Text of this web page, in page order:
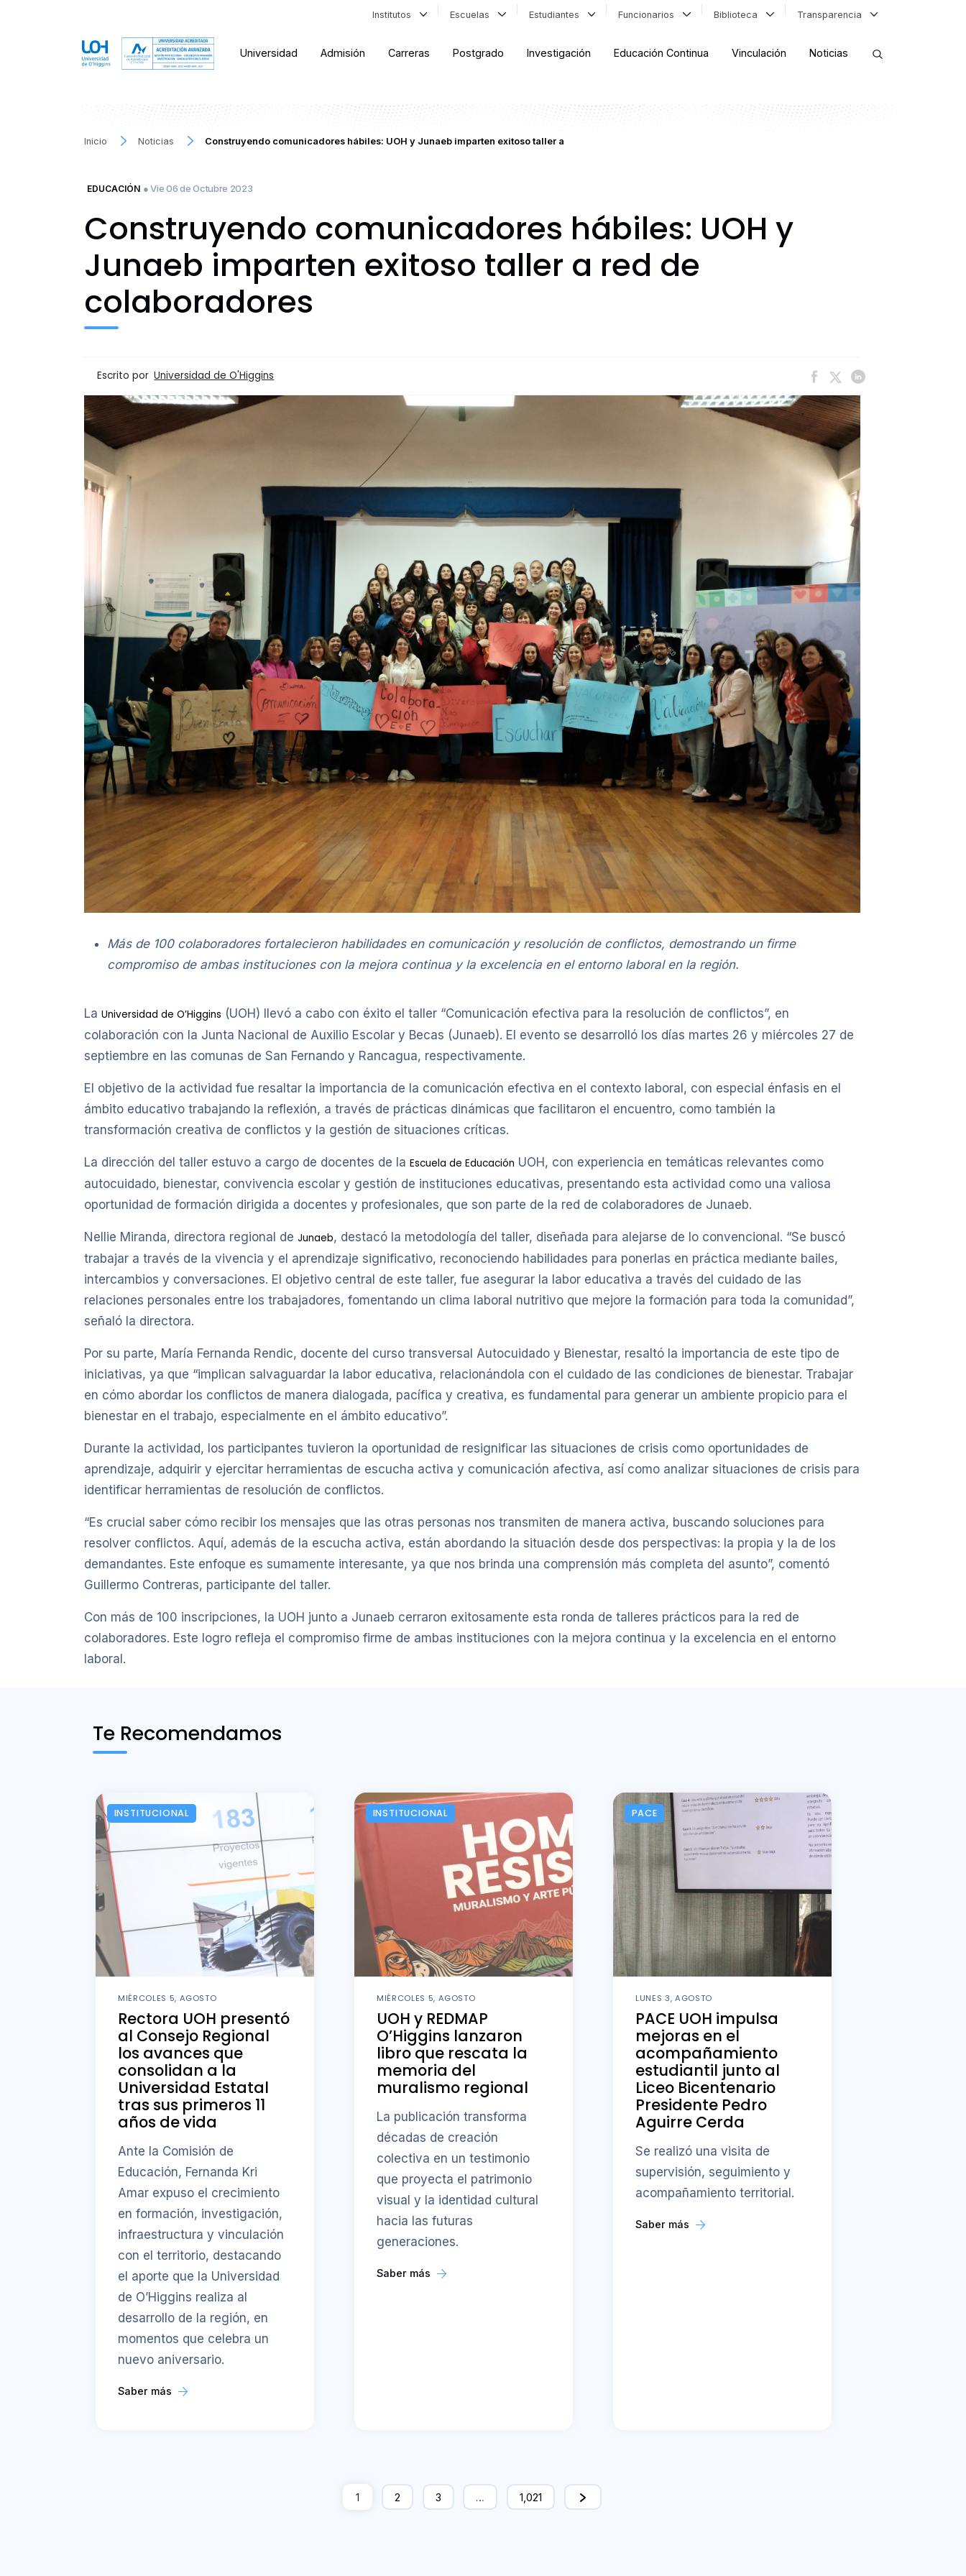
Institutos Escuelas Estudiantes Funcionarios Biblioteca Transparencia
Universidad Admisión Carreras Postgrado Investigación Educación Continua Vinculación Noticias
Inicio Noticias Construyendo comunicadores hábiles: UOH y Junaeb imparten exitoso taller a
EDUCACIÓN ● Vie 06 de Octubre 2023
Construyendo comunicadores hábiles: UOH y
Junaeb imparten exitoso taller a red de
colaboradores
Escrito por Universidad de O'Higgins
Más de 100 colaboradores fortalecieron habilidades en comunicación y resolución de conflictos, demostrando un firme
compromiso de ambas instituciones con la mejora continua y la excelencia en el entorno laboral en la región.
La Universidad de O’Higgins (UOH) llevó a cabo con éxito el taller “Comunicación efectiva para la resolución de conflictos”, en
colaboración con la Junta Nacional de Auxilio Escolar y Becas (Junaeb). El evento se desarrolló los días martes 26 y miércoles 27 de
septiembre en las comunas de San Fernando y Rancagua, respectivamente.
El objetivo de la actividad fue resaltar la importancia de la comunicación efectiva en el contexto laboral, con especial énfasis en el
ámbito educativo trabajando la reflexión, a través de prácticas dinámicas que facilitaron el encuentro, como también la
transformación creativa de conflictos y la gestión de situaciones críticas.
La dirección del taller estuvo a cargo de docentes de la Escuela de Educación UOH, con experiencia en temáticas relevantes como
autocuidado, bienestar, convivencia escolar y gestión de instituciones educativas, presentando esta actividad como una valiosa
oportunidad de formación dirigida a docentes y profesionales, que son parte de la red de colaboradores de Junaeb.
Nellie Miranda, directora regional de Junaeb, destacó la metodología del taller, diseñada para alejarse de lo convencional. “Se buscó
trabajar a través de la vivencia y el aprendizaje significativo, reconociendo habilidades para ponerlas en práctica mediante bailes,
intercambios y conversaciones. El objetivo central de este taller, fue asegurar la labor educativa a través del cuidado de las
relaciones personales entre los trabajadores, fomentando un clima laboral nutritivo que mejore la formación para toda la comunidad”,
señaló la directora.
Por su parte, María Fernanda Rendic, docente del curso transversal Autocuidado y Bienestar, resaltó la importancia de este tipo de
iniciativas, ya que “implican salvaguardar la labor educativa, relacionándola con el cuidado de las condiciones de bienestar. Trabajar
en cómo abordar los conflictos de manera dialogada, pacífica y creativa, es fundamental para generar un ambiente propicio para el
bienestar en el trabajo, especialmente en el ámbito educativo”.
Durante la actividad, los participantes tuvieron la oportunidad de resignificar las situaciones de crisis como oportunidades de
aprendizaje, adquirir y ejercitar herramientas de escucha activa y comunicación afectiva, así como analizar situaciones de crisis para
identificar herramientas de resolución de conflictos.
“Es crucial saber cómo recibir los mensajes que las otras personas nos transmiten de manera activa, buscando soluciones para
resolver conflictos. Aquí, además de la escucha activa, están abordando la situación desde dos perspectivas: la propia y la de los
demandantes. Este enfoque es sumamente interesante, ya que nos brinda una comprensión más completa del asunto”, comentó
Guillermo Contreras, participante del taller.
Con más de 100 inscripciones, la UOH junto a Junaeb cerraron exitosamente esta ronda de talleres prácticos para la red de
colaboradores. Este logro refleja el compromiso firme de ambas instituciones con la mejora continua y la excelencia en el entorno
laboral.
Te Recomendamos
INSTITUCIONAL
MIÉRCOLES 5, AGOSTO
Rectora UOH presentó
al Consejo Regional
los avances que
consolidan a la
Universidad Estatal
tras sus primeros 11
años de vida
Ante la Comisión de
Educación, Fernanda Kri
Amar expuso el crecimiento
en formación, investigación,
infraestructura y vinculación
con el territorio, destacando
el aporte que la Universidad
de O’Higgins realiza al
desarrollo de la región, en
momentos que celebra un
nuevo aniversario.
Saber más
INSTITUCIONAL
MIÉRCOLES 5, AGOSTO
UOH y REDMAP
O’Higgins lanzaron
libro que rescata la
memoria del
muralismo regional
La publicación transforma
décadas de creación
colectiva en un testimonio
que proyecta el patrimonio
visual y la identidad cultural
hacia las futuras
generaciones.
Saber más
PACE
LUNES 3, AGOSTO
PACE UOH impulsa
mejoras en el
acompañamiento
estudiantil junto al
Liceo Bicentenario
Presidente Pedro
Aguirre Cerda
Se realizó una visita de
supervisión, seguimiento y
acompañamiento territorial.
Saber más
1 2 3 … 1,021